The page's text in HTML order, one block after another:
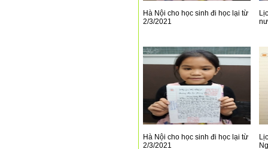
Hà Nội cho học sinh đi học lại từ
2/3/2021
Hà Nội cho học sinh đi học lại từ
2/3/2021